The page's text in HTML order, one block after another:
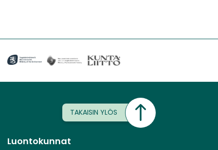
TAKAISIN YLÖS
Luontokunnat